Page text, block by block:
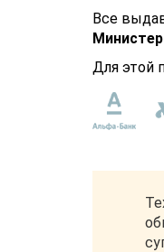
Все
Для этой